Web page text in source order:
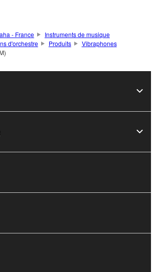
- France
Instruments de musique
d'orchestre
Produits
Vibraphones